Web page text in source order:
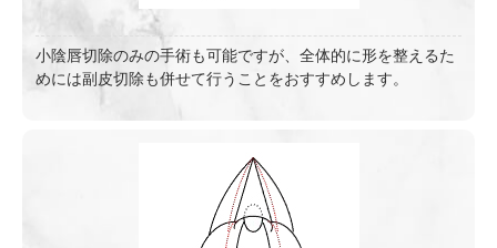
小陰唇切除のみの手術も可能ですが、全体的に形を整えるた
めには副皮切除も併せて行うことをおすすめします。